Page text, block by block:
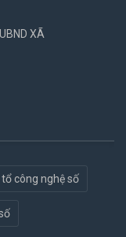
XÃ
tổ công nghệ số